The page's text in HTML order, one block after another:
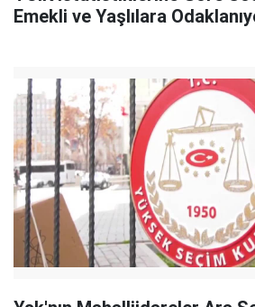
Emekli ve Yaşlılara